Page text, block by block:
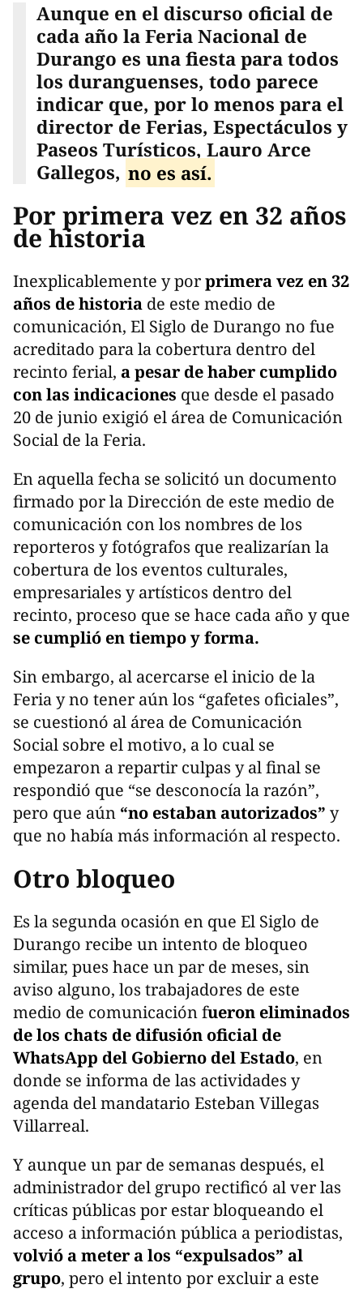
Aunque en el discurso oficial de
cada año la Feria Nacional de
Durango es una fiesta para todos
los duranguenses, todo parece
indicar que, por lo menos para el
director de Ferias, Espectáculos y
Paseos Turísticos, Lauro Arce
Gallegos, no es así.
Por primera vez en 32 años
de historia
Inexplicablemente y porprimera vez en 32
años de historia de este medio de
comunicación, El Siglo de Durango no fue
acreditado para la cobertura dentro del
recinto ferial, a pesar de haber cumplido
con las indicaciones que desde el pasado
20 de junio exigió el área de Comunicación
Social de la Feria.
En aquella fecha se solicitó un documento
firmado por la Dirección de este medio de
comunicación con los nombres de los
reporteros y fotógrafos que realizarían la
cobertura de los eventos culturales,
empresariales y artísticos dentro del
recinto, proceso que se hace cada año y que
se cumplió en tiempo y forma.
Sin embargo, al acercarse el inicio de la
Feria y no tener aún los “gafetes oficiales”,
se cuestionó al área de Comunicación
Social sobre el motivo, a lo cual se
empezaron a repartir culpas y al final se
respondió que “se desconocía la razón”,
pero que aún “no estaban autorizados” y
que no había más información al respecto.
Otro bloqueo
Es la segunda ocasión en que El Siglo de
Durango recibe un intento de bloqueo
similar, pues hace un par de meses, sin
aviso alguno, los trabajadores de este
medio de comunicación fueron eliminados
de los chats de difusión oficial de
WhatsApp del Gobierno del Estado, en
donde se informa de las actividades y
agenda del mandatario Esteban Villegas
Villarreal.
Y aunque un par de semanas después, el
administrador del grupo rectificó al ver las
críticas públicas por estar bloqueando el
acceso a información pública a periodistas,
volvió a meter a los “expulsados” al
grupo, pero el intento por excluir a este